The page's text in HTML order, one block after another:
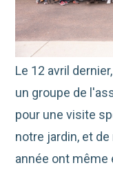
Le 12 avril
un groupe de
pour une visite
notre jardin, et
année ont même